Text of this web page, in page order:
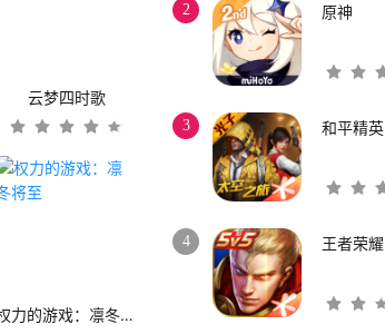
云梦四时歌
权力的游戏：凛冬将至
2 原神
3 和平精英
4 王者荣耀